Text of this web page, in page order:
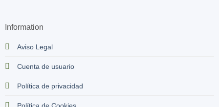
Information
Aviso Legal
Cuenta de usuario
Política de privacidad